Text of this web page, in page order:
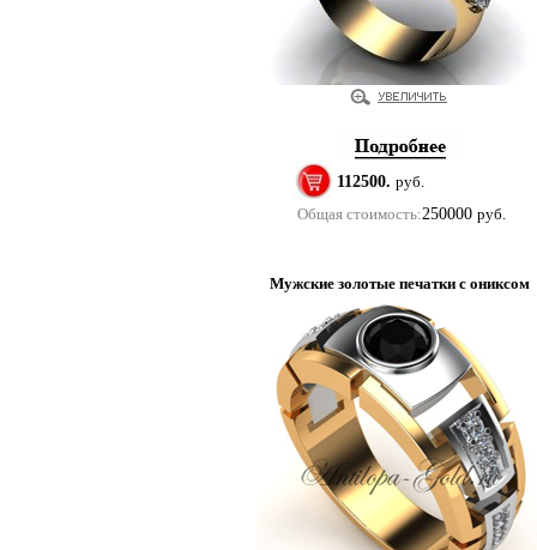
112500. руб.
Общая стоимость:250000 руб.
Мужские золотые печатки с ониксом